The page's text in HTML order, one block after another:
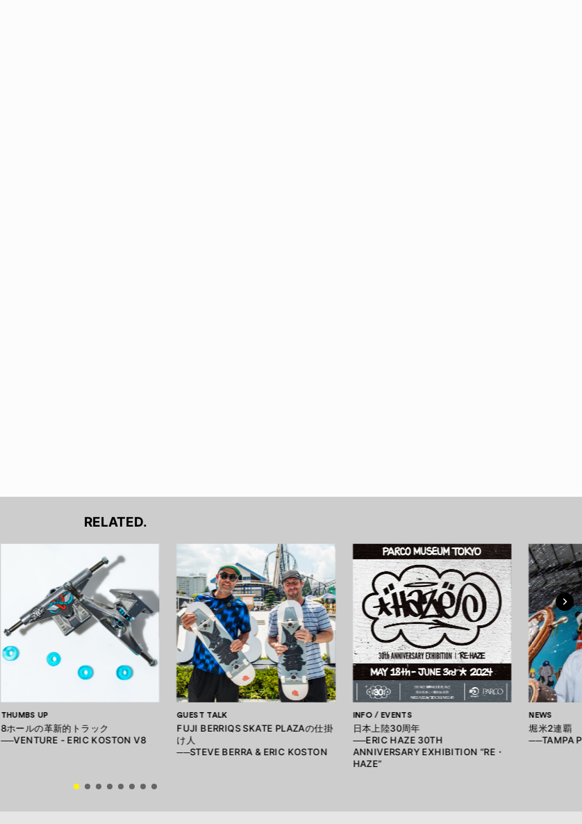
RELATED.
THUMBS UP
8ホールの革新的トラック
──VENTURE - ERIC KOSTON V8
GUEST TALK
FUJI BERRIQS SKATE PLAZAの仕掛
け人
──STEVE BERRA & ERIC KOSTON
INFO / EVENTS
日本上陸30周年
──ERIC HAZE 30TH
ANNIVERSARY EXHIBITION “RE・
HAZE”
NEWS
堀米2連覇
──TAMPA